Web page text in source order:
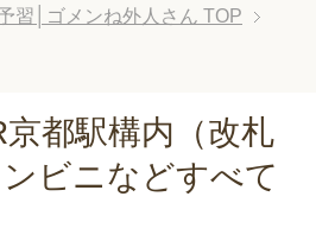
習│ゴメンね外人さん TOP
京都駅構内（改札
ビニなどすべて